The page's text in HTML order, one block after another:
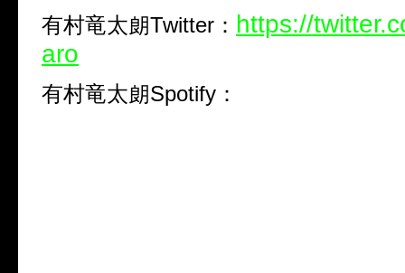
有村竜太朗Twitter： https://
aro
有村竜太朗Spotify：